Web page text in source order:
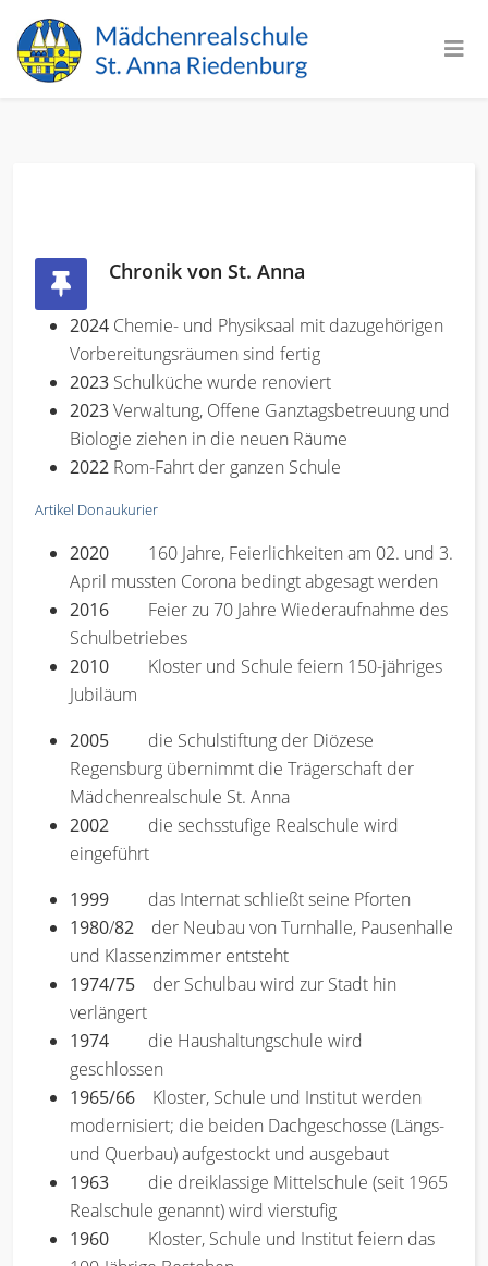
Chronik von St. Anna
2024 Chemie- und Physiksaal mit dazugehörigen
Vorbereitungsräumen sind fertig
2023 Schulküche wurde renoviert
2023Verwaltung, Offene Ganztagsbetreuung und
Biologie ziehen in die neuen Räume
2022 Rom-Fahrt der ganzen Schule
Artikel Donaukurier
2020
160 Jahre, Feierlichkeiten am 02. und 3.
April mussten Corona bedingt abgesagt werden
2016 Feier zu 70 Jahre Wiederaufnahme des
Schulbetriebes
2010 Kloster und Schule feiern 150-jähriges
Jubiläum
2005 die Schulstiftung der Diözese
Regensburg übernimmt die Trägerschaft der
Mädchenrealschule St. Anna
2002 die sechsstufige Realschule wird
eingeführt
1999 das Internat schließt seine Pforten
1980/82 der Neubau von Turnhalle, Pausenhalle
und Klassenzimmer entsteht
1974/75 der Schulbau wird zur Stadt hin
verlängert
1974 die Haushaltungschule wird
geschlossen
1965/66 Kloster, Schule und Institut werden
modernisiert; die beiden Dachgeschosse (Längs-
und Querbau) aufgestockt und ausgebaut
1963 die dreiklassige Mittelschule (seit 1965
Realschule genannt) wird vierstufig
1960 Kloster, Schule und Institut feiern das